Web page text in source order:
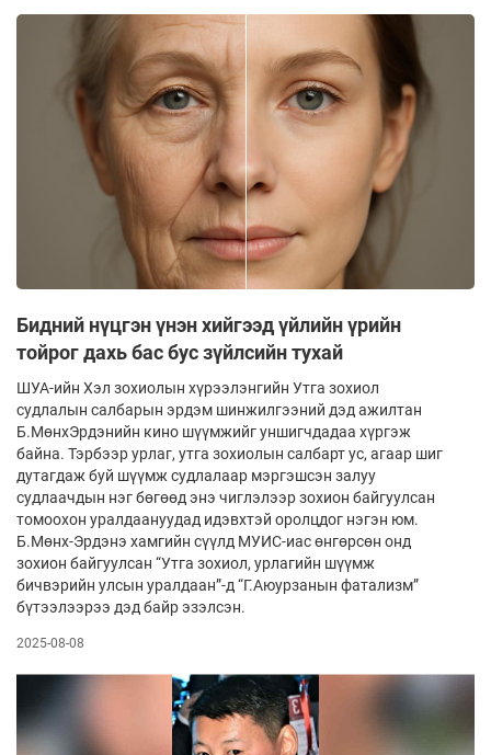
Бидний нүцгэн үнэн хийгээд үйлийн үрийн
тойрог дахь бас бус зүйлсийн тухай
ШУА-ийн Хэл зохиолын хүрээлэнгийн Утга зохиол
судлалын салбарын эрдэм шинжилгээний дэд ажилтан
Б.МөнхЭрдэнийн кино шүүмжийг уншигчдадаа хүргэж
байна. Тэрбээр урлаг, утга зохиолын салбарт ус, агаар шиг
дутагдаж буй шүүмж судлалаар мэргэшсэн залуу
судлаачдын нэг бөгөөд энэ чиглэлээр зохион байгуулсан
томоохон уралдаануудад идэвхтэй оролцдог нэгэн юм.
Б.Мөнх-Эрдэнэ хамгийн сүүлд МУИС-иас өнгөрсөн онд
зохион байгуулсан “Утга зохиол, урлагийн шүүмж
бичвэрийн улсын уралдаан”-д “Г.Аюурзанын фатализм”
бүтээлээрээ дэд байр эзэлсэн.
2025-08-08